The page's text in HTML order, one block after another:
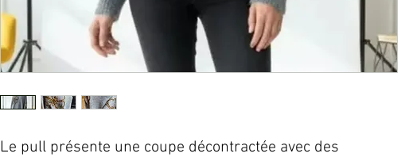
Le pull présente une coupe décontractée avec des